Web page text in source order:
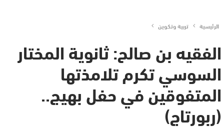
الرئيسية تربية وتكوين
الفقيه بن صالح: ثانوية المختار
السوسي تكرم تلامذتها
المتفوقين في حفل بهيج..
(ربورتاج)